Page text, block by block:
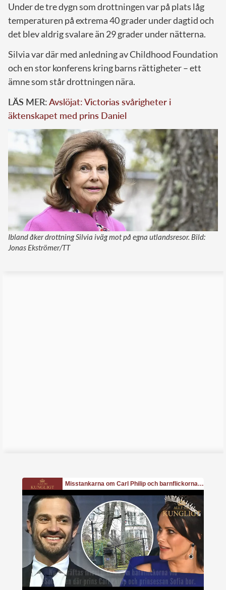
Under de tre dygn som drottningen var på plats låg
temperaturen på extrema 40 grader under dagtid och
det blev aldrig svalare än 29 grader under nätterna.
Silvia var där med anledning av Childhood Foundation
och en stor konferens kring barns rättigheter – ett
ämne som står drottningen nära.
LÄS MER:Avslöjat: Victorias svårigheter i
äktenskapet med prins Daniel
Ibland åker drottning Silvia iväg mot på egna utlandsresor. Bild:
Jonas Ekströmer/TT